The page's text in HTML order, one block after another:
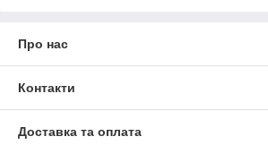
Про нас
Контакти
Доставка та оплата